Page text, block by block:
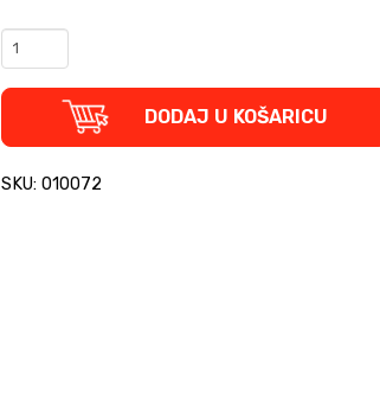
Decades
DODAJ U KOŠARICU
SKU: 010072